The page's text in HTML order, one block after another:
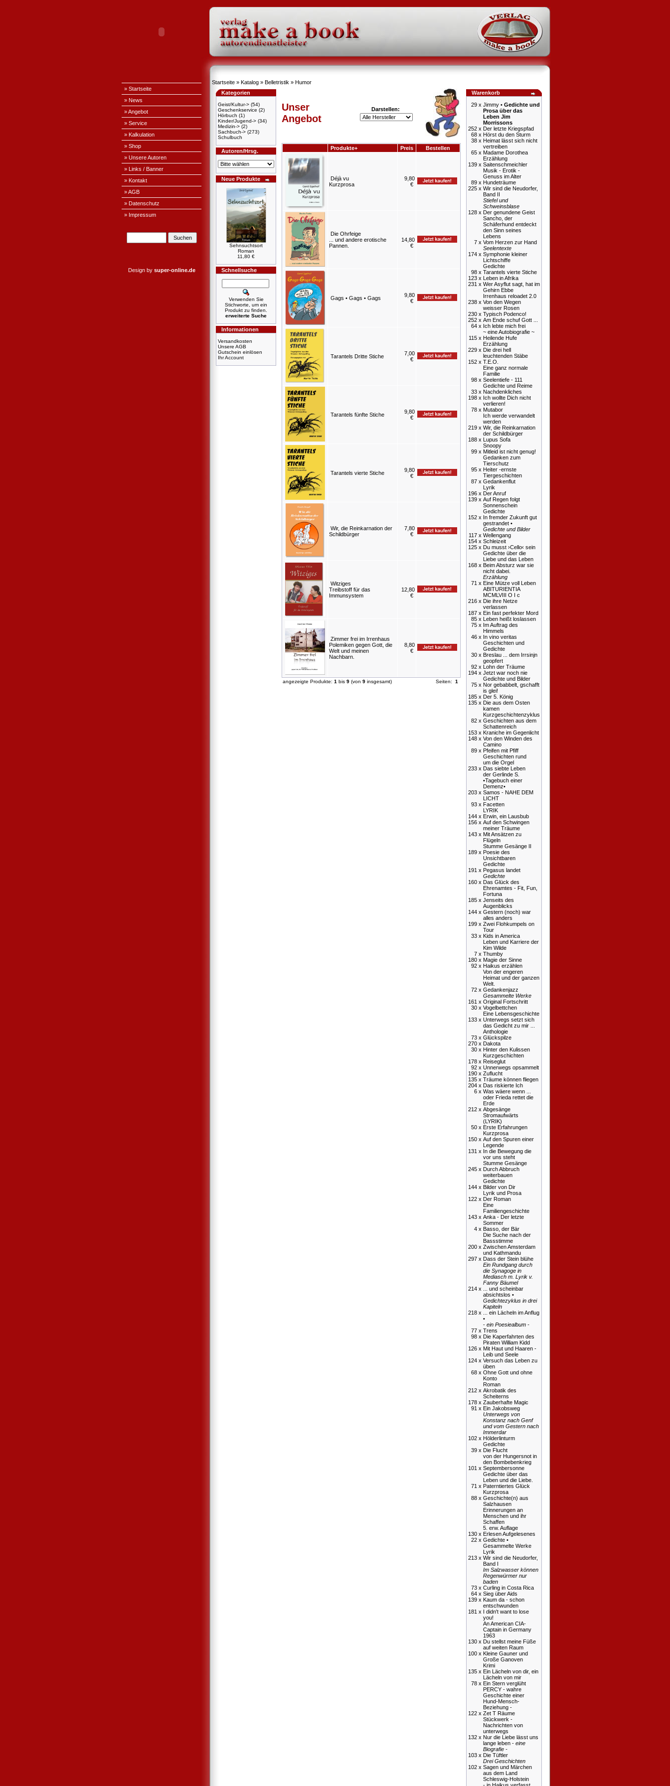
» Startseite
» News
» Angebot
» Service
» Kalkulation
» Shop
» Unsere Autoren
» Links / Banner
» Kontakt
» AGB
» Datenschutz
» Impressum
Design by super-online.de
Startseite » Katalog » Belletristik » Humor
Kategorien
Geist/Kultur-> (54)
Geschenkservice (2)
Hörbuch (1)
Kinder/Jugend-> (34)
Medizin-> (2)
Sachbuch-> (273)
Schulbuch
Autoren/Hrsg.
Neue Produkte
Sehnsuchtsort
Roman
11,80 €
Schnellsuche
Verwenden Sie
Stichworte, um ein
Produkt zu finden.
erweiterte Suche
Informationen
Versandkosten
Unsere AGB
Gutschein einlösen
Ihr Account
Unser
Angebot
Darstellen:
Produkte+ Preis Bestellen
Déjà vu
Kurzprosa
9,80
€
Die Ohrfeige
... und andere erotische
Pannen.
14,80
€
Gags • Gags • Gags
9,80
€
Tarantels Dritte Stiche
7,00
€
Tarantels fünfte Stiche
9,80
€
Tarantels vierte Stiche
9,80
€
Wir, die Reinkarnation der
Schildbürger
7,80
€
Witziges
Treibstoff für das
Immunsystem
12,80
€
Zimmer frei im Irrenhaus
Polemiken gegen Gott, die
Welt und meinen
Nachbarn.
8,80
€
angezeigte Produkte: 1 bis 9 (von 9 insgesamt) Seiten: 1
Warenkorb
29 x Jimmy • Gedichte und
Prosa über das
Leben Jim
Morrissons
252 x Der letzte Kriegspfad
68 x Hörst du den Sturm
38 x Heimat lässt sich nicht
vertreiben
65 x Madame Dorothea
Erzählung
139 x Saitenschmeichler
Musik - Erotik -
Genuss im Alter
89 x Hundeträume
225 x Wir sind die Neudorfer,
Band II
Stiefel und
Schweinsblase
128 x Der genundene Geist
Sancho, der
Schäferhund entdeckt
den Sinn seines
Lebens
7 x Vom Herzen zur Hand
Seelentexte
174 x Symphonie kleiner
Lichtschiffe
Gedichte
98 x Tarantels vierte Stiche
123 x Leben in Afrika
231 x Wer Asyflut sagt, hat im
Gehirn Ebbe
Irrenhaus reloadet 2.0
238 x Von den Wegen
weisser Rosen
230 x Typisch Podenco!
252 x Am Ende schuf Gott ...
64 x Ich lebte mich frei
~ eine Autobiografie ~
115 x Heilende Hufe
Erzählung
229 x Die drei hell
leuchtenden Stäbe
152 x T.E.O.
Eine ganz normale
Familie
98 x Seelentiefe - 111
Gedichte und Reime
33 x Nachdenkliches
198 x Ich wollte Dich nicht
verlieren!
78 x Mutabor
Ich werde verwandelt
werden
219 x Wir, die Reinkarnation
der Schildbürger
188 x Lupus Sofa
Snoopy
99 x Mitleid ist nicht genug!
Gedanken zum
Tierschutz
95 x Heiter -ernste
Tiergeschichten
87 x Gedankenflut
Lyrik
196 x Der Anruf
139 x Auf Regen folgt
Sonnenschein
Gedichte
152 x In fremder Zukunft gut
gestrandet •
Gedichte und Bilder
117 x Wellengang
154 x Schleizeit
125 x Du musst ›Cello‹ sein
Gedichte über die
Liebe und das Leben
168 x Beim Absturz war sie
nicht dabei.
Erzählung
71 x Eine Mütze voll Leben
ABITURIENTIA
MCMLVIII O I c
216 x Die ihre Netze
verlassen
187 x Ein fast perfekter Mord
85 x Leben heißt loslassen
75 x Im Auftrag des
Himmels
46 x In vino veritas
Geschichten und
Gedichte
30 x Breslau ... dem Irrsinjn
geopfert
92 x Lohn der Träume
194 x Jetzt war noch nie
Gedichte und Bilder
75 x Nor gebabbelt, gschafft
is glei!
185 x Der 5. König
135 x Die aus dem Osten
kamen
Kurzgeschichtenzyklus
82 x Geschichten aus dem
Schattenreich
153 x Kraniche im Gegenlicht
148 x Von den Winden des
Camino
89 x Pfeifen mit Pfiff
Geschichten rund
um die Orgel
233 x Das siebte Leben
der Gerlinde S.
•Tagebuch einer
Demenz•
203 x Samos - NAHE DEM
LICHT
93 x Facetten
LYRIK
144 x Erwin, ein Lausbub
156 x Auf den Schwingen
meiner Träume
143 x Mit Ansätzen zu
Flügeln
Stumme Gesänge II
189 x Poesie des
Unsichtbaren
Gedichte
191 x Pegasus landet
Gedichte
160 x Das Glück des
Ehrenamtes - Fit, Fun,
Fortuna
185 x Jenseits des
Augenblicks
144 x Gestern (noch) war
alles anders
199 x Zwei Flohkumpels on
Tour
33 x Kids in America
Leben und Karriere der
Kim Wilde
7 x Thumby
180 x Magie der Sinne
92 x Haikus erzählen
Von der engeren
Heimat und der ganzen
Welt.
72 x Gedankenjazz
Gesammelte Werke
161 x Original Fortschritt
30 x Vogelbettchen
Eine Lebensgeschichte
133 x Unterwegs setzt sich
das Gedicht zu mir ...
Anthologie
73 x Glückspilze
270 x Dakota
30 x Hinter den Kulissen
Kurzgeschichten
178 x Reiseglut
92 x Unnerwegs opsammelt
190 x Zuflucht
135 x Träume können fliegen
204 x Das riskierte Ich
6 x Was wäere wenn ...
oder Frieda rettet die
Erde
212 x Abgesänge
Stromaufwärts
(LYRIK)
50 x Erste Erfahrungen
Kurzprosa
150 x Auf den Spuren einer
Legende
131 x In die Bewegung die
vor uns steht
Stumme Gesänge
245 x Durch Abbruch
weiterbauen
Gedichte
144 x Bilder von Dir
Lyrik und Prosa
122 x Der Roman
Eine
Familiengeschichte
143 x Anka - Der letzte
Sommer
4 x Basso, der Bär
Die Suche nach der
Bassstimme
200 x Zwischen Amsterdam
und Kathmandu
297 x Dass der Stein blühe
Ein Rundgang durch
die Synagoge in
Mediasch m. Lyrik v.
Fanny Bäumel
214 x
... und scheinbar
absichtslos •
Gedichtezyklus in drei
Kapiteln
218 x
... ein Lächeln im Anflug
•
- ein Poesiealbum -
77 x Trens
98 x Die Kaperfahrten des
Piraten William Kidd
126 x Mit Haut und Haaren -
Leib und Seele
124 x Versuch das Leben zu
üben
68 x Ohne Gott und ohne
Konto
Roman
212 x Akrobatik des
Scheiterns
178 x Zauberhafte Magic
91 x Ein Jakobsweg
Unterwegs von
Konstanz nach Genf
und vom Gestern nach
Immerdar
102 x Hölderlinturm
Gedichte
39 x Die Flucht
von der Hungersnot in
den Bombebenkrieg
101 x Septembersonne
Gedichte über das
Leben und die Liebe.
71 x Paterntiertes Glück
Kurzprosa
88 x Geschichte(n) aus
Salzhausen
Erinnerungen an
Menschen und ihr
Schaffen
5. erw. Auflage
130 x Erlesen Aufgelesenes
22 x Gedichte •
Gesammelte Werke
Lyrik
213 x Wir sind die Neudorfer,
Band I
Im Salzwasser können
Regenwürmer nur
baden
73 x Curling in Costa Rica
64 x Sieg über Aids
139 x Kaum da - schon
entschwunden
181 x I didn't want to lose
you!
An American CIA-
Captain in Germany
1963
130 x Du stellst meine Füße
auf weiten Raum
100 x Kleine Gauner und
Große Ganoven
Krimi
135 x Ein Lächeln von dir, ein
Lächeln von mir
78 x Ein Stern verglüht
PERCY - wahre
Geschichte einer
Hund-Mensch-
Beziehung -
122 x Zet T Räume
Stückwerk -
Nachrichten von
unterwegs
132 x Nur die Liebe lässt uns
lange leben - eine
Biografie -
103 x Die Tüftler
Drei Geschichten
102 x Sagen und Märchen
aus dem Land
Schleswig-Holstein